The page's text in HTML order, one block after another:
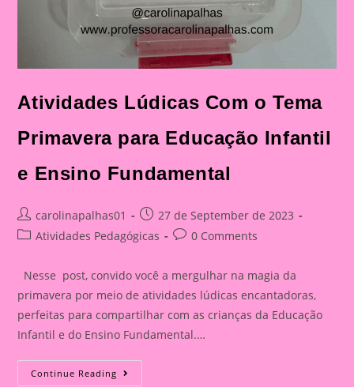
Atividades Lúdicas Com o Tema
Primavera para Educação Infantil
e Ensino Fundamental
Post
author:
carolinapalhas01
Post
published:
27 de September de 2023
PostAtividades Pedagógicas
Post0 Comments
Nesse post, convido você a mergulhar na magia da
primavera por meio de atividades lúdicas encantadoras,
perfeitas para compartilhar com as crianças da Educação
Infantil e do Ensino Fundamental.…
Continue Reading Atividades